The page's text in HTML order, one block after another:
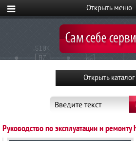
Введите текст
Руководство по эксплуатации и ремонту